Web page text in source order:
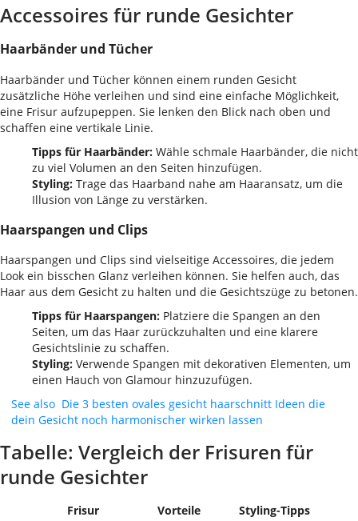
Accessoires für runde Gesichter
Haarbänder und Tücher
Haarbänder und Tücher können einem runden Gesicht
zusätzliche Höhe verleihen und sind eine einfache Möglichkeit,
eine Frisur aufzupeppen. Sie lenken den Blick nach oben und
schaffen eine vertikale Linie.
Tipps für Haarbänder: Wähle schmale Haarbänder, die nicht
zu viel Volumen an den Seiten hinzufügen.
Styling: Trage das Haarband nahe am Haaransatz, um die
Illusion von Länge zu verstärken.
Haarspangen und Clips
Haarspangen und Clips sind vielseitige Accessoires, die jedem
Look ein bisschen Glanz verleihen können. Sie helfen auch, das
Haar aus dem Gesicht zu halten und die Gesichtszüge zu betonen.
Tipps für Haarspangen: Platziere die Spangen an den
Seiten, um das Haar zurückzuhalten und eine klarere
Gesichtslinie zu schaffen.
Styling: Verwende Spangen mit dekorativen Elementen, um
einen Hauch von Glamour hinzuzufügen.
See also Die 3 besten ovales gesicht haarschnitt Ideen die
dein Gesicht noch harmonischer wirken lassen
Tabelle: Vergleich der Frisuren für
runde Gesichter
Frisur Vorteile Styling-Tipps